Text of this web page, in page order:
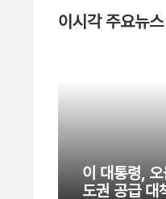
이시각 주요뉴스
이 대통령,
도권 공급 대